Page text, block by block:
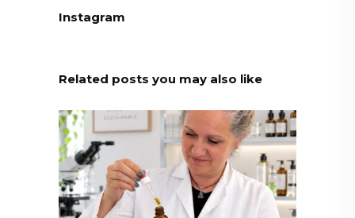
Instagram
Related posts you may also like